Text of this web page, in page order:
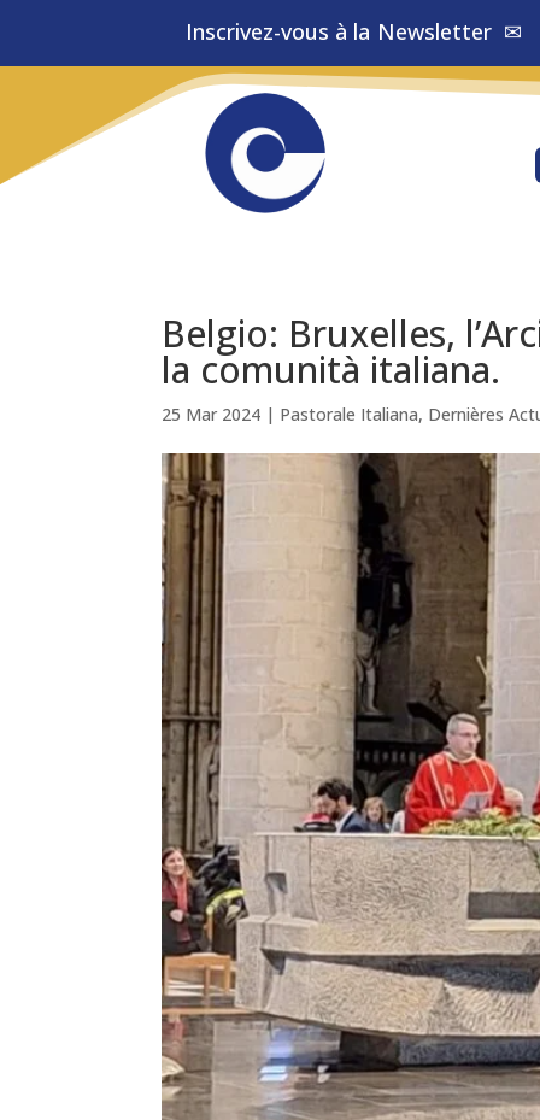
Inscrivez-vous à la Newsletter ✉
Belgio: Bruxelles,
la comunità italiana.
25 Mar 2024 | Pastorale Italiana, Dernières